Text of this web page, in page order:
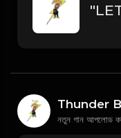
Thunder
নতুন গান আপলোড